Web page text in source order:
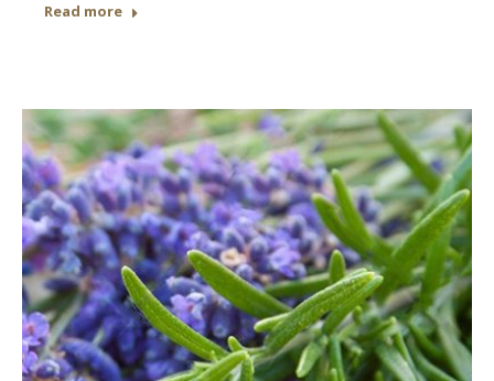
Read more